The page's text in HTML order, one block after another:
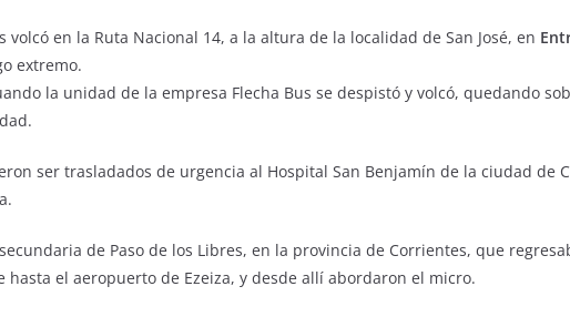
en la Ruta Nacional 14, a la altura de la localidad de San José, en
extremo.
la unidad de la empresa Flecha Bus se despistó y volcó, quedando
ser trasladados de urgencia al Hospital San Benjamín de la ciudad de
de Paso de los Libres, en la provincia de Corrientes, que
el aeropuerto de Ezeiza, y desde allí abordaron el micro.